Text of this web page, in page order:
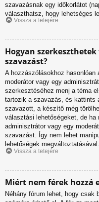
szavazásnak egy időkorlátot
választhatsz, hogy lehetséges
Vissza a tetejére
Hogyan
szavazást?
A hozzászólásokhoz
moderátor vagy egy
szerkesztéséhez menj a téma
tartozik a szavazás, és kattints
szavazott, a készítő még
választási lehetőségeket, de
adminisztrátor vagy egy
szavazást. Így nem lehet
lehetőségek megváltoztatásával.
Vissza a tetejére
Miért nem férek hozzá
Néhány fórum lehet, hogy csak